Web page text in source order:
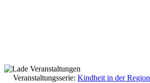
Veranstaltungsserie: Kindheit in der Region